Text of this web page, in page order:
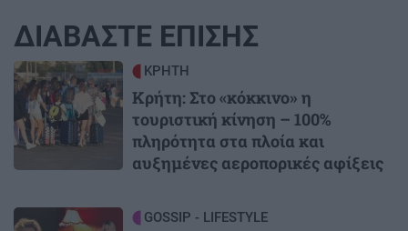
ΔΙΑΒΑΣΤΕ ΕΠΙΣΗΣ
Image ΚΡΗΤΗ
Κρήτη: Στο «κόκκινο» η
τουριστική κίνηση – 100%
πληρότητα στα πλοία και
αυξημένες αεροπορικές αφίξεις
Image GOSSIP - LIFESTYLE